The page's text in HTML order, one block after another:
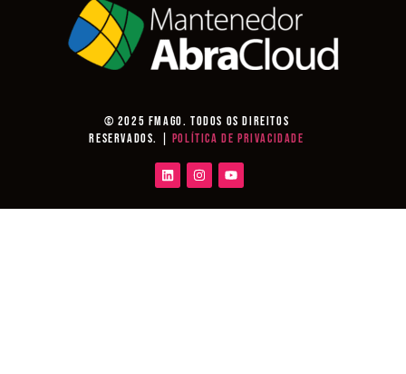
© 2025 Fmago. Todos os direitos
reservados. |
Política de Privacidade